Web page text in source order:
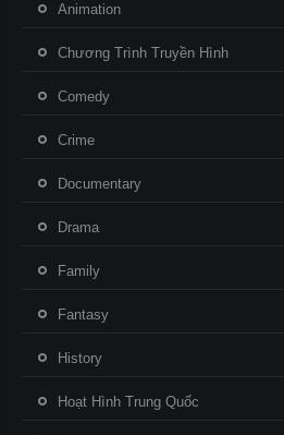
Animation
Chương Trình Truyền Hình
Comedy
Crime
Documentary
Drama
Family
Fantasy
History
Hoạt Hình Trung Quốc